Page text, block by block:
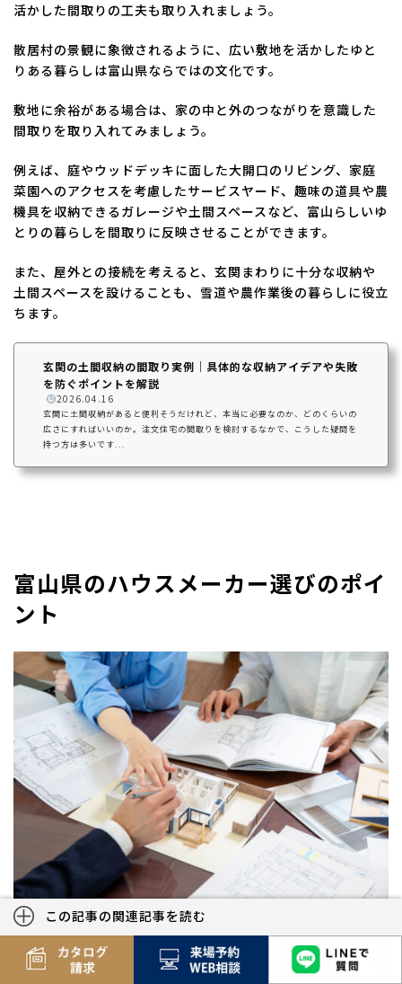
活かした間取りの工夫も取り入れましょう。
散居村の景観に象徴されるように、広い敷地を活かしたゆと
りある暮らしは富山県ならではの文化です。
敷地に余裕がある場合は、家の中と外のつながりを意識した
間取りを取り入れてみましょう。
例えば、庭やウッドデッキに面した大開口のリビング、家庭
菜園へのアクセスを考慮したサービスヤード、趣味の道具や農
機具を収納できるガレージや土間スペースなど、富山らしいゆ
とりの暮らしを間取りに反映させることができます。
また、屋外との接続を考えると、玄関まわりに十分な収納や
土間スペースを設けることも、雪道や農作業後の暮らしに役立
ちます。
玄関の土間収納の間取り実例｜具体的な収納アイデアや失敗
を防ぐポイントを解説
2026.04.16
玄関に土間収納があると便利そうだけれど、本当に必要なのか、どのくらいの
広さにすればいいのか。注文住宅の間取りを検討するなかで、こうした疑問を
持つ方は多いです...
富山県のハウスメーカー選びのポイ
ント
富山県で長く快適に暮らせる注文住宅を建てるためには、地
域の気候・地盤特性に対応できるハウスメーカーを選ぶこと
が重要です。
この記事の関連記事を読む